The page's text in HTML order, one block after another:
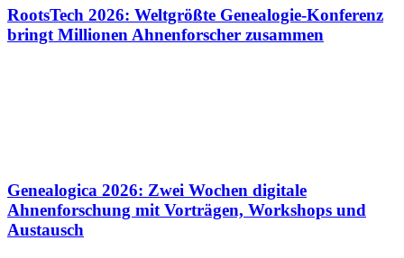
RootsTech 2026: Weltgrößte Genealogie-Konferenz
bringt Millionen Ahnenforscher zusammen
Genealogica 2026: Zwei Wochen digitale
Ahnenforschung mit Vorträgen, Workshops und
Austausch